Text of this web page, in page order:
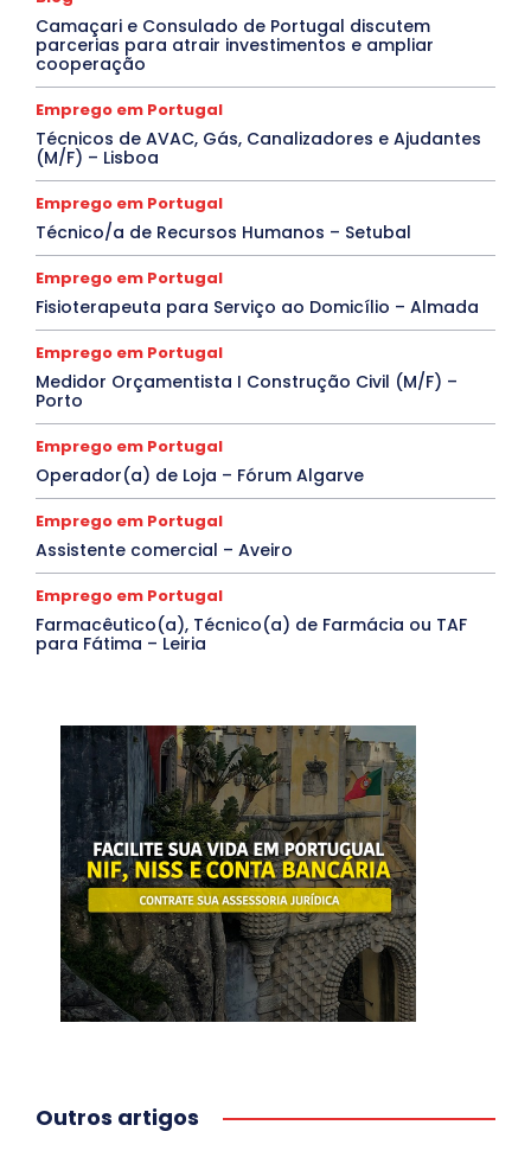
Camaçari e Consulado de Portugal discutem
parcerias para atrair investimentos e ampliar
cooperação
Emprego em Portugal
Técnicos de AVAC, Gás, Canalizadores e Ajudantes
(M/F) – Lisboa
Emprego em Portugal
Técnico/a de Recursos Humanos – Setubal
Emprego em Portugal
Fisioterapeuta para Serviço ao Domicílio – Almada
Emprego em Portugal
Medidor Orçamentista I Construção Civil (M/F) –
Porto
Emprego em Portugal
Operador(a) de Loja – Fórum Algarve
Emprego em Portugal
Assistente comercial – Aveiro
Emprego em Portugal
Farmacêutico(a), Técnico(a) de Farmácia ou TAF
para Fátima – Leiria
Outros artigos